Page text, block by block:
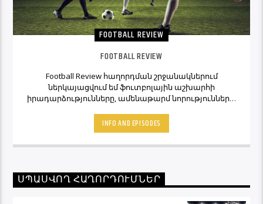
FOOTBALL REVIEW
FOOTBALL REVIEW
Football Review հաղորդման շրջանակներում
ներկայացվում եմ ֆուտբոլային աշխարհի
իրադարձությունները, ամենաթարմ նորությունները,
տեսակետները։ Հետևեք Լավագույնի եթերին եւ
Ֆուտբոլ Ռիվյու հաղորդաշարի միջոցով մշտապես
կլինեք ֆուտբոլային աշխարհի կիզակետում։
INFO AND EPISODES
ՍՊԱՍՎՈՂ ՀԱՂՈՐԴՈՒՄՆԵՐ